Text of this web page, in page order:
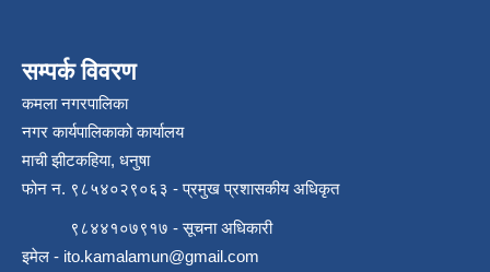
सम्पर्क विवरण
कमला नगरपालिका
नगर कार्यपालिकाको कार्यालय
माची झीटकहिया, धनुषा
फोन न‌. ९८५४०२९०६३ - प्रमुख प्रशासकीय अधिकृत
९८४४१०७९१७ - सूचना अधिकारी
इमेल - ito.kamalamun@gmail.com